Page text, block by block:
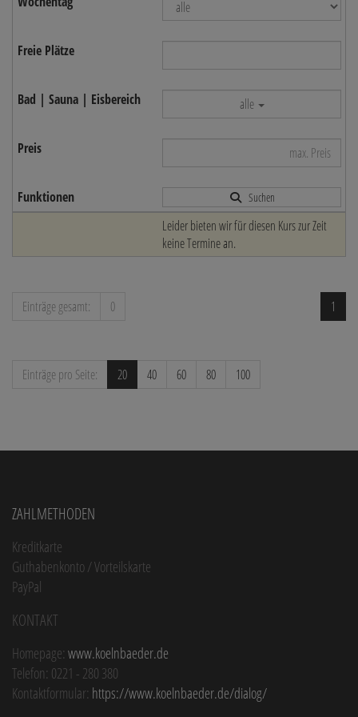
alle
Suchen
Leider bieten wir für diesen Kurs zur Zeit
keine Termine an.
1
Einträge gesamt: 0
Einträge pro Seite: 20 40 60 80 100
Zahlmethoden
Kreditkarte
Guthabenkonto / Vorteilskarte
PayPal
Kontakt
Homepage: www.koelnbaeder.de
Telefon: 0221 - 280 380
Kontaktformular: https://www.koelnbaeder.de/dialog/